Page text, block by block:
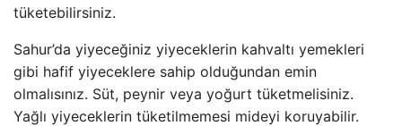
tüketebilirsiniz.
Sahur’da yiyeceğiniz yiyeceklerin kahvaltı yemekleri
gibi hafif yiyeceklere sahip olduğundan emin
olmalısınız. Süt, peynir veya yoğurt tüketmelisiniz.
Yağlı yiyeceklerin tüketilmemesi mideyi koruyabilir.